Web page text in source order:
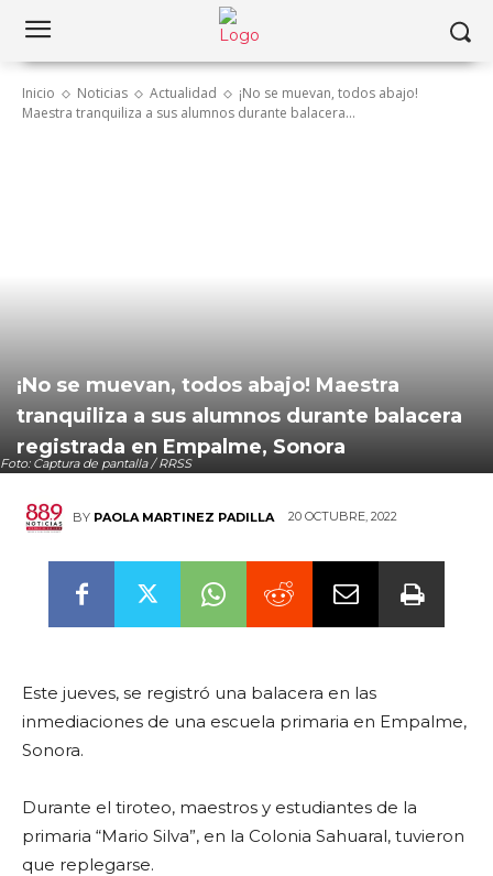
Inicio Noticias Actualidad
¡No se muevan, todos abajo!
Maestra tranquiliza a sus alumnos durante balacera...
Foto: Captura de pantalla / RRSS
¡No se muevan, todos abajo! Maestra
tranquiliza a sus alumnos durante balacera
registrada en Empalme, Sonora
BY PAOLA MARTINEZ PADILLA 20 OCTUBRE, 2022
Este jueves, se registró una balacera en las
inmediaciones de una escuela primaria en Empalme,
Sonora.
Durante el tiroteo, maestros y estudiantes de la
primaria “Mario Silva”, en la Colonia Sahuaral, tuvieron
que replegarse.